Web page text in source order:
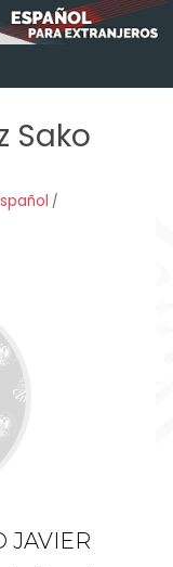
Sako
JAVIER